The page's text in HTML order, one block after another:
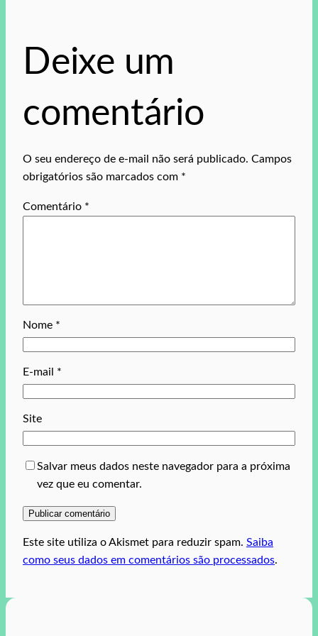
Deixe um
comentário
O seu endereço de e-mail não será publicado. Campos
obrigatórios são marcados com *
Comentário *
Nome *
E-mail *
Site
Salvar meus dados neste navegador para a próxima
vez que eu comentar.
Este site utiliza o Akismet para reduzir spam. Saiba
como seus dados em comentários são processados.